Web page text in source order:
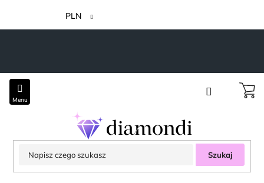
treści
PLN
Szukaj